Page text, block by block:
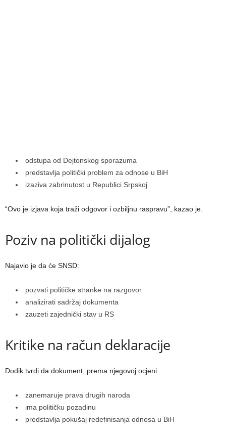
odstupa od Dejtonskog sporazuma
predstavlja politički problem za odnose u BiH
izaziva zabrinutost u Republici Srpskoj
“Ovo je izjava koja traži odgovor i ozbiljnu raspravu”, kazao je.
Poziv na politički dijalog
Najavio je da će SNSD:
pozvati političke stranke na razgovor
analizirati sadržaj dokumenta
zauzeti zajednički stav u RS
Kritike na račun deklaracije
Dodik tvrdi da dokument, prema njegovoj ocjeni:
zanemaruje prava drugih naroda
ima političku pozadinu
predstavlja pokušaj redefinisanja odnosa u BiH